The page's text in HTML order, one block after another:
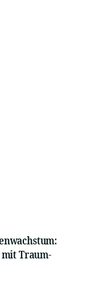
Traum-